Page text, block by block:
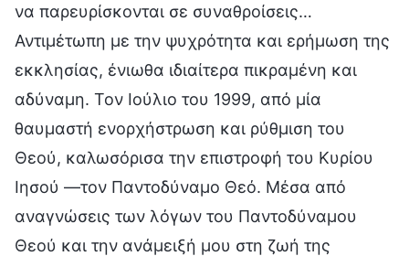
να παρευρίσκονται σε συναθροίσεις…
Αντιμέτωπη με την ψυχρότητα και ερήμωση της
εκκλησίας, ένιωθα ιδιαίτερα πικραμένη και
αδύναμη. Τον Ιούλιο του 1999, από μία
θαυμαστή ενορχήστρωση και ρύθμιση του
Θεού, καλωσόρισα την επιστροφή του Κυρίου
Ιησού —τον Παντοδύναμο Θεό. Μέσα από
αναγνώσεις των λόγων του Παντοδύναμου
Θεού και την ανάμειξή μου στη ζωή της